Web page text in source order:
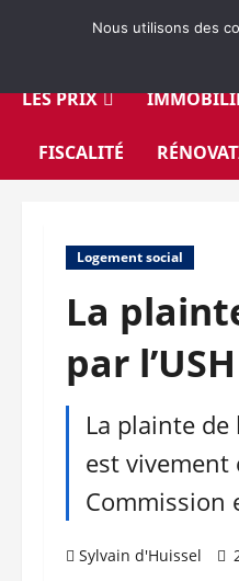
LES PRIX
FISCALITÉ
Logement social
La
par l’USH
La plainte de
est vivement
Commission
Sylvain d'Huissel
Nous utilisons des